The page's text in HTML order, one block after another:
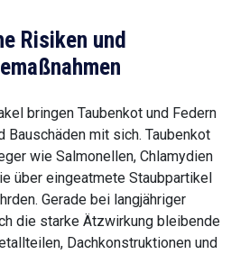
Risiken und
bringen Taubenkot und Federn
Bauschäden mit sich. Taubenkot
wie Salmonellen, Chlamydien
über eingeatmete Staubpartikel
Gerade bei langjähriger
die starke Ätzwirkung bleibende
Dachkonstruktionen und